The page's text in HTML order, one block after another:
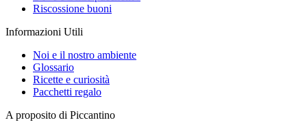
Riscossione buoni
Informazioni Utili
Noi e il nostro ambiente
Glossario
Ricette e curiosità
Pacchetti regalo
A proposito di Piccantino